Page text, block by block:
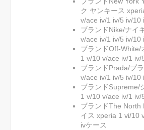
ク ヤンキース
v/ace iv/1 iv/5 iv/10
ブランドNike/ナイ
v/ace iv/1 iv/5 iv/10
ブランドOff-White/
1 v/10 v/ace iv/1 iv/
ブランドPrada/プ
v/ace iv/1 iv/5 iv/10
ブランドSupreme/
1 v/10 v/ace iv/1 iv/
ブランドThe North
イス xperia 1 vi/10
ivケース